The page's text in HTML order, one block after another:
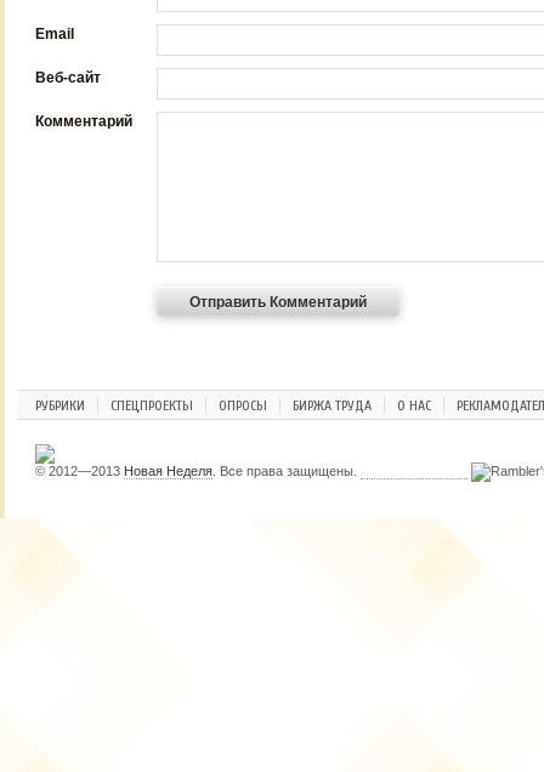
Email
Веб-сайт
Комментарий
РУБРИКИ СПЕЦПРОЕКТЫ ОПРОСЫ БИРЖА ТРУДА О НАС
© 2012—2013 Новая Неделя . Все права защищены.